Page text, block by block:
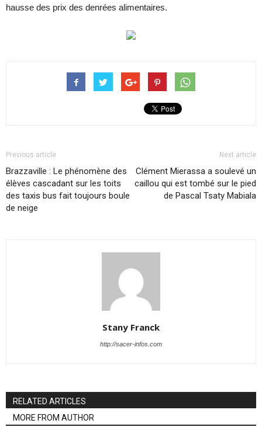
hausse des prix des denrées alimentaires.
Previous article
Brazzaville : Le phénomène des
élèves cascadant sur les toits
des taxis bus fait toujours boule
de neige
Next article
Clément Mierassa a soulevé un
caillou qui est tombé sur le pied
de Pascal Tsaty Mabiala
Stany Franck
http://sacer-infos.com
RELATED ARTICLES
MORE FROM AUTHOR